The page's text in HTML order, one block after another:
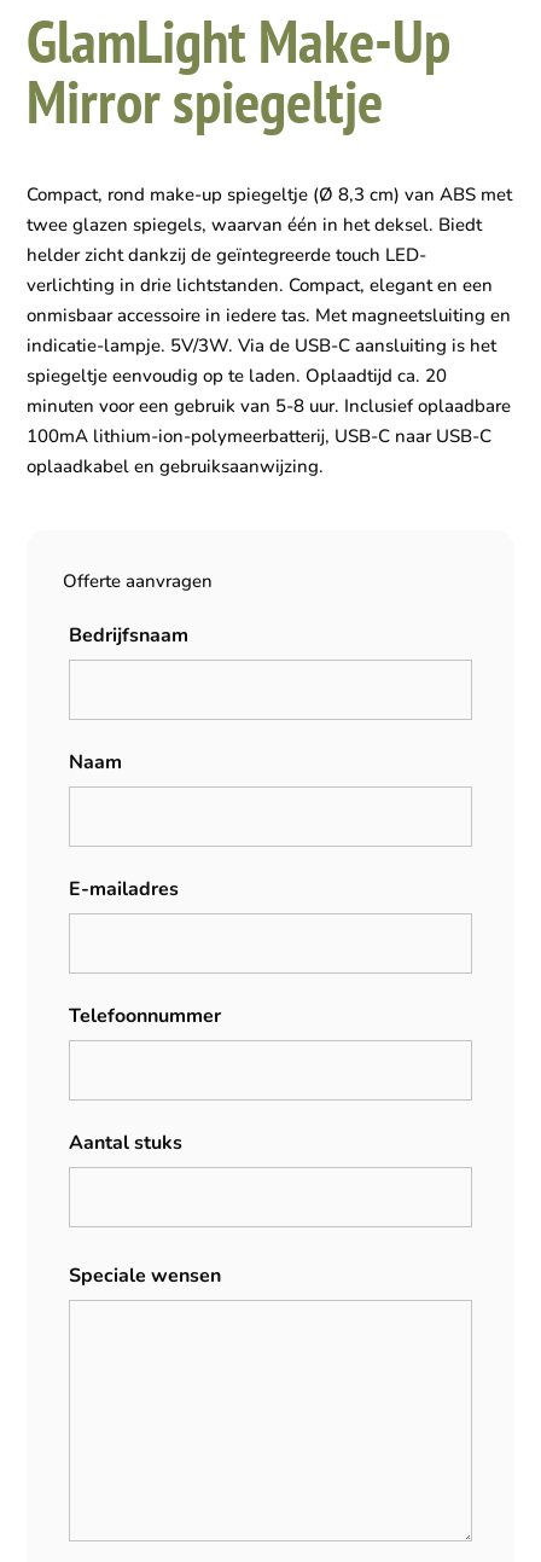
GlamLight Make-Up
Mirror spiegeltje
Compact, rond make-up spiegeltje (Ø 8,3 cm) van ABS met
twee glazen spiegels, waarvan één in het deksel. Biedt
helder zicht dankzij de geïntegreerde touch LED-
verlichting in drie lichtstanden. Compact, elegant en een
onmisbaar accessoire in iedere tas. Met magneetsluiting en
indicatie-lampje. 5V/3W. Via de USB-C aansluiting is het
spiegeltje eenvoudig op te laden. Oplaadtijd ca. 20
minuten voor een gebruik van 5-8 uur. Inclusief oplaadbare
100mA lithium-ion-polymeerbatterij, USB-C naar USB-C
oplaadkabel en gebruiksaanwijzing.
Offerte aanvragen
Bedrijfsnaam
Naam
E-mailadres
Telefoonnummer
Aantal stuks
Speciale wensen